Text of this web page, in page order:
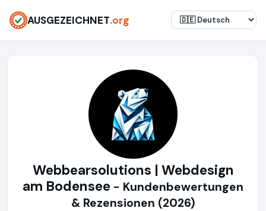
AUSGEZEICHNET.org
Webbearsolutions | Webdesign
am Bodensee - Kundenbewertungen
& Rezensionen (2026)